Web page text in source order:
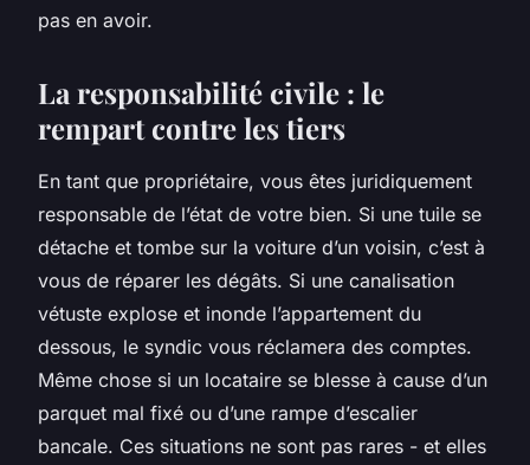
pas en avoir.
La responsabilité civile : le
rempart contre les tiers
En tant que propriétaire, vous êtes juridiquement
responsable de l’état de votre bien. Si une tuile se
détache et tombe sur la voiture d’un voisin, c’est à
vous de réparer les dégâts. Si une canalisation
vétuste explose et inonde l’appartement du
dessous, le syndic vous réclamera des comptes.
Même chose si un locataire se blesse à cause d’un
parquet mal fixé ou d’une rampe d’escalier
bancale. Ces situations ne sont pas rares - et elles